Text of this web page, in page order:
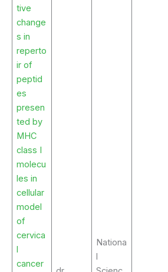
tive
change
s in
reperto
ir of
peptid
es
presen
ted by
MHC
class I
molecu
les in
cellular
model
of
cervica
l
cancer
Nationa
l